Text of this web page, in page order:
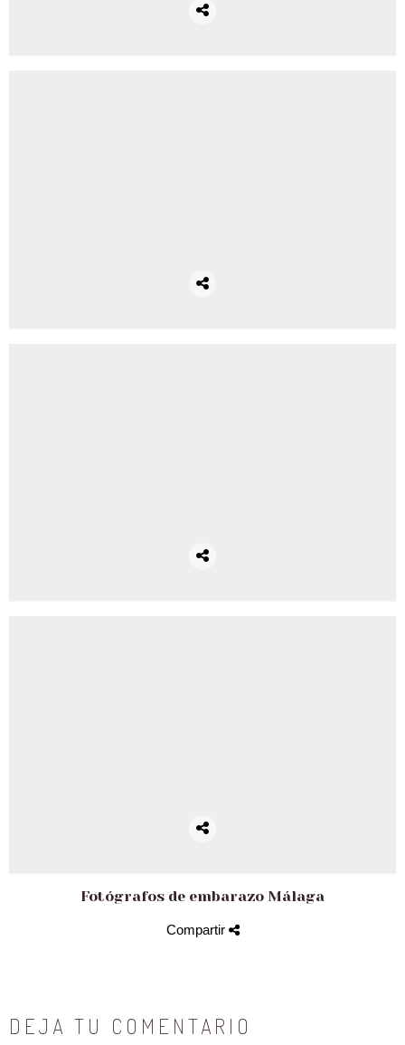
Fotógrafos de embarazo Málaga
Compartir
DEJA TU COMENTARIO